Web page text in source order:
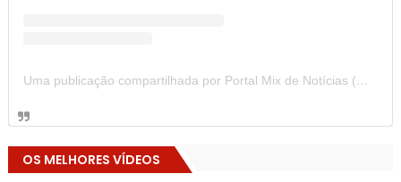
Uma publicação compartilhada por Portal Mix de Notícias (@portalmixdenoticias)
OS MELHORES VÍDEOS